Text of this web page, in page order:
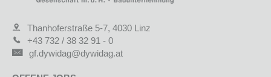
Thanhoferstraße 5-7, 4030 Linz
+43 732 / 38 32 91 - 0
gf.dywidag@dywidag.at